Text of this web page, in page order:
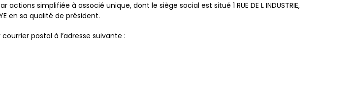
par actions simplifiée à associé unique, dont le siège social est situé 1 RUE DE L INDUSTRIE,
en sa qualité de président.
postal à l’adresse suivante :